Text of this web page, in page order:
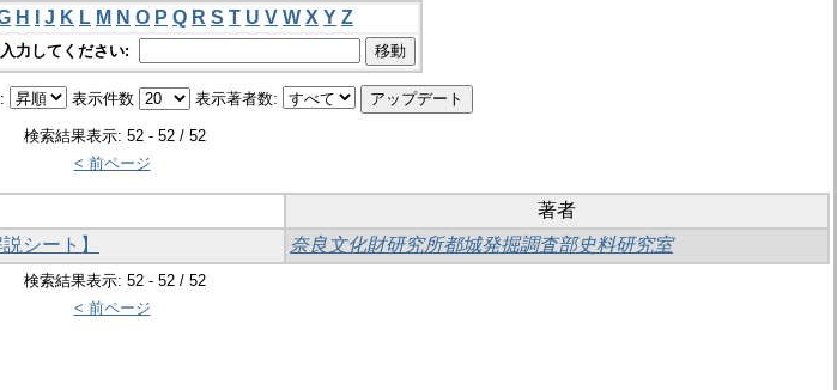
H J K L M N O P Q R S T U V W X Y Z
力してください:
表示件数 表示著者数:
検索結果表示: 52 - 52 / 52
< 前ページ
著者
シート】 奈良文化財研究所都城発掘調査部史料研究室
検索結果表示: 52 - 52 / 52
< 前ページ